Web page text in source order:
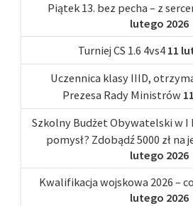
Piątek 13. bez pecha – z
lutego 2026
Turniej CS 1.6 4vs4 11
Uczennica klasy IIID,
Prezesa Rady Ministrów
Szkolny Budżet Obywatelski w I
pomysł? Zdobądź 5000 zł na
lutego 2026
Kwalifikacja wojskowa 2026 –
lutego 2026